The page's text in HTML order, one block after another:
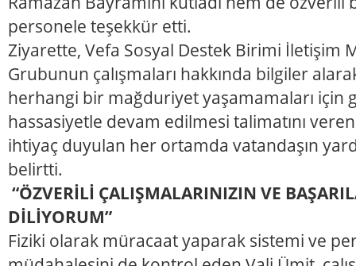
personele teşekkür etti.
Ziyarette, Vefa Sosyal Destek Birimi İletişim
Grubunun çalışmaları hakkında bilgiler
herhangi bir mağduriyet yaşamamaları için
hassasiyetle devam edilmesi talimatını
ihtiyaç duyulan her ortamda vatandaşın
belirtti.
“ÖZVERİLİ ÇALIŞMALARINIZIN VE
DİLİYORUM”
Fiziki olarak müracaat yaparak sistemi ve